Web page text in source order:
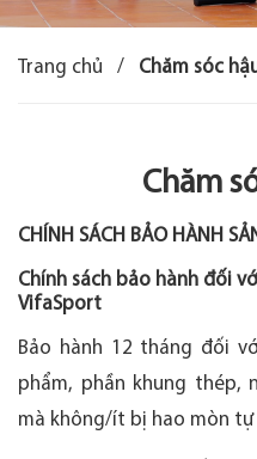
Trang chủ / Chăm sóc
Chăm
CHÍNH SÁCH BẢO HÀNH
Chính sách bảo hành đối
VifaSport
Bảo hành 12 tháng đối
phẩm, phần khung thép,
mà không/ít bị hao mòn tự